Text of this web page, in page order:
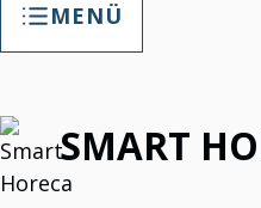
MENÜ
TAP SMART FACTORY
TAP Smart Factory – Ihre
Die Fabrik mit maßgeschneiderter
T3Soft – Maßgeschneiderte
T3Soft. Maßgeschneiderte
SMART